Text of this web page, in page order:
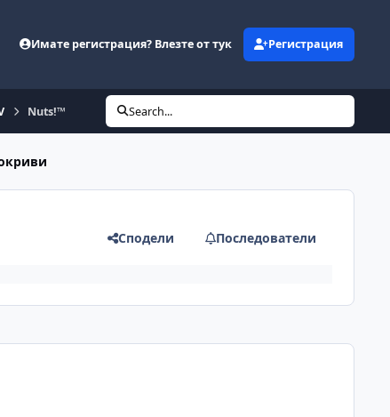
Имате регистрация? Влезте от тук Регистрация
Nuts!™ Search...
Сподели Последователи